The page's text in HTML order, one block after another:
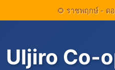
Uljiro Co-